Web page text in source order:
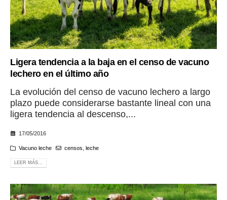
Ligera tendencia a la baja en el censo de vacuno
lechero en el último año
La evolución del censo de vacuno lechero a largo
plazo puede considerarse bastante lineal con una
ligera tendencia al descenso,...
17/05/2016
Vacuno leche censos leche
LEER MÁS...